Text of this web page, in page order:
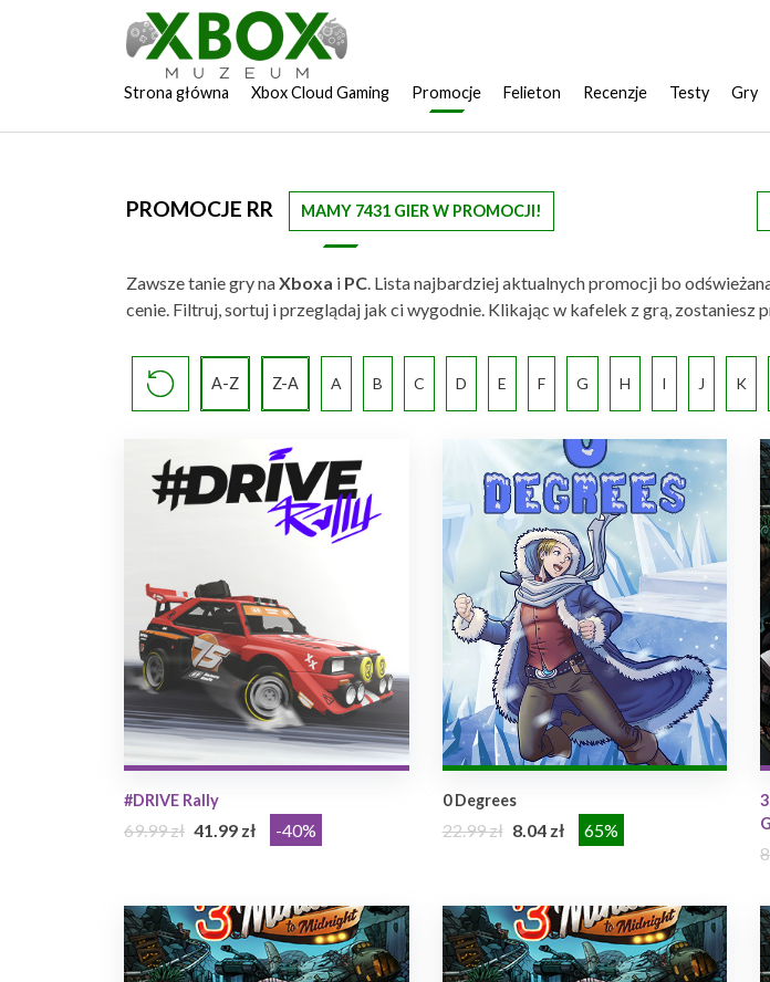
Strona główna Xbox Cloud Gaming Promocje Felieton Recenzje Testy Gry
PROMOCJE RR MAMY 7431 GIER W PROMOCJI!
Zawsze tanie gry naXboxa i PC . Lista najbardziej aktualnych promocji bo
cenie. Filtruj, sortuj i przeglądaj jak ci wygodnie. Klikając w kafelek z grą,
A-Z Z-A A B C D E F G H I J K
#DRIVE Rally
69.99 zł 41.99 zł -40%
0 Degrees
22.99 zł 8.04 zł 65%